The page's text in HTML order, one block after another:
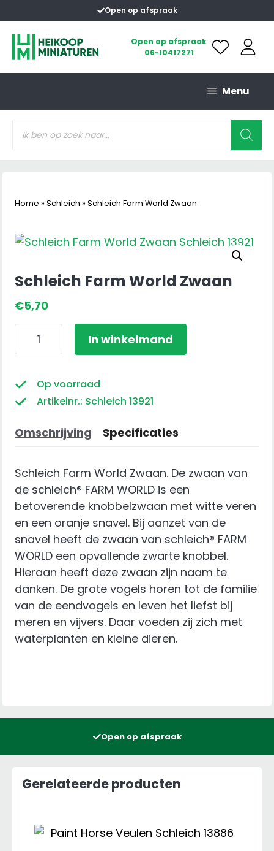
naar
inhoud
Open op afspraak
Open op afspraak
06-10417271
Menu
zoeken
Home » Schleich » Schleich Farm World Zwaan
Schleich Farm World Zwaan
€5,70
Schleich
Farm
Zwaan
aantal
In winkelmand
Op voorraad
Artikelnr.: Schleich 13921
Omschrijving Specificaties
Schleich Farm World Zwaan. De zwaan van
de schleich® FARM WORLD is een
betoverende knobbelzwaan met witte veren
en een oranje snavel. Bij aanzet van de
snavel heeft de zwaan van schleich® FARM
WORLD een opvallende zwarte knobbel.
Hieraan heeft deze zwaan zijn naam te
danken. De grote vogels horen tot de familie
van de eendvogels en leven het liefst bij
meren en vijvers. Daar voeden zij zich met
waterplanten en kleine dieren.
Open op afspraak
Gerelateerde producten